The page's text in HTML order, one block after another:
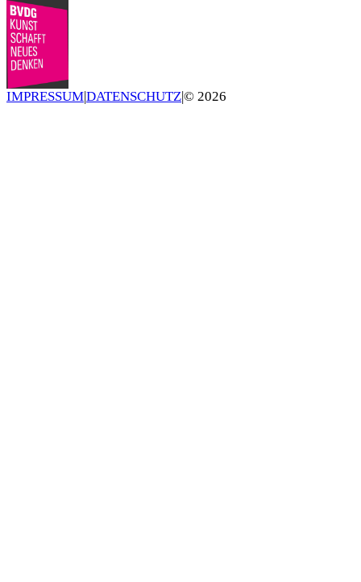
IMPRESSUM|DATENSCHUTZ|© 2026